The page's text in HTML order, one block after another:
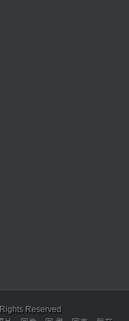
Reserved